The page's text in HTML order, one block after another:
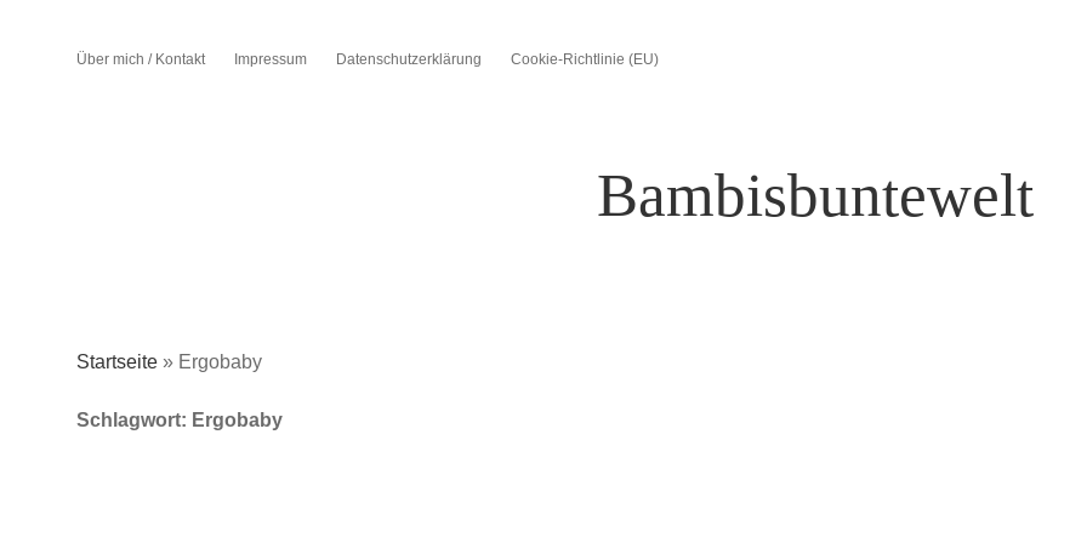
Über mich / Kontakt Impressum Datenschutzerklärung Cookie-Richtlinie (EU)
Bambisbuntewelt
Startseite » Ergobaby
Schlagwort: Ergobaby